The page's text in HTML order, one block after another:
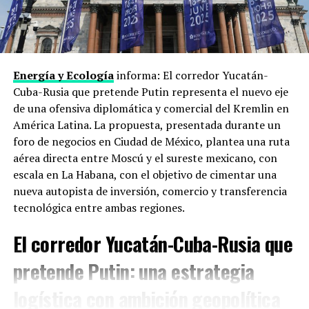
Xi Jinping rechazalos controles estadounidenses sobre
semiconductores y equipos avanzados. Trump los
defiende como línea de seguridad nacional. En el medio,
los dos países intentan acordar algún marco para el uso
de inteligencia artificial en ámbitos militares y de
ciberseguridad, antes de que esa carrera se salga de
control sin reglas ni frenos.
Taiwán e Irán
Dos puntos donde ceder duele. China exige que Estados
Unidos recorte su apoyo político y militar a la
Isla de
Taiwán , que Pekín considera parte de su territorio.
Washington usa ese apoyo como palanca. En paralelo,
Trump busca que China no compense las sanciones
contraIrán ni le provea cobertura financiera, algo que
Pekín no quiere conceder sin obtener algo a cambio.
Energía y Ecologíainforma: El corredor Yucatán-
Cuba-Rusia que pretende Putin representa el nuevo eje
de una ofensiva diplomática y comercial del Kremlin en
América Latina. La propuesta, presentada durante un
foro de negocios en Ciudad de México, plantea una ruta
aérea directa entre Moscú y el sureste mexicano, con
escala en La Habana, con el objetivo de cimentar una
nueva autopista de inversión, comercio y transferencia
tecnológica entre ambas regiones.
El corredor Yucatán-Cuba-Rusia que
pretende Putin: una estrategia